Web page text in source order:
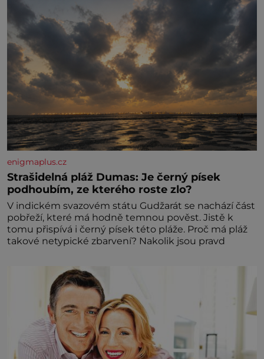
enigmaplus.cz
Strašidelná pláž Dumas: Je černý písek
podhoubím, ze kterého roste zlo?
V indickém svazovém státu Gudžarát se nachází část
pobřeží, které má hodně temnou pověst. Jistě k
tomu přispívá i černý písek této pláže. Proč má pláž
takové netypické zbarvení? Nakolik jsou pravd